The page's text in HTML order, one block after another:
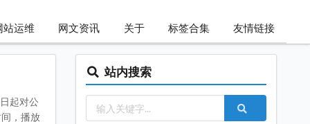
站运维 网文资讯 关于 标签合集 友情链接
起对公
，播放
站内搜索